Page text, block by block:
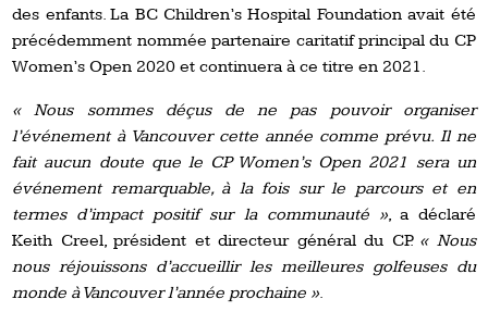
des enfants. La BC Children’s Hospital Foundation avait été
précédemment nommée partenaire caritatif principal du CP
Women’s Open 2020 et continuera à ce titre en 2021.
« Nous sommes déçus de ne pas pouvoir organiser
l’événement à Vancouver cette année comme prévu. Il ne
fait aucun doute que le CP Women’s Open 2021 sera un
événement remarquable, à la fois sur le parcours et en
termes d’impact positif sur la communauté », a déclaré
Keith Creel, président et directeur général du CP. « Nous
nous réjouissons d’accueillir les meilleures golfeuses du
monde à Vancouver l’année prochaine ».